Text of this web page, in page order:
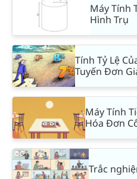
Máy Tính
Hình Trụ
Tính Tỷ Lệ
Tuyến Đơn
Máy Tính
Hóa Đơn
Trắc